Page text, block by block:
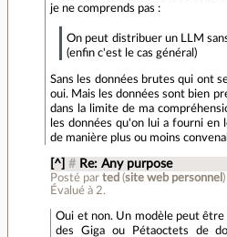
je ne comprends pas :
On peut distribuer un LLM
(enfin c'est le cas général)
Sans les données brutes qui ont
oui. Mais les données sont bien
dans la limite de ma
les données qu'on lui a fourni en
de manière plus ou moins
[^] # Re: Any purpose
Posté parted (site web personnel )
Évalué à 2.
Oui et non. Un modèle peut être
des Giga ou Pétaoctets de